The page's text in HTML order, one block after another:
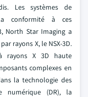
Les systèmes de
conformité à ces
North Star Imaging a
rayons X, le NSX-3D.
rayons X 3D haute
complexes en
la technologie des
numérique (DR), la